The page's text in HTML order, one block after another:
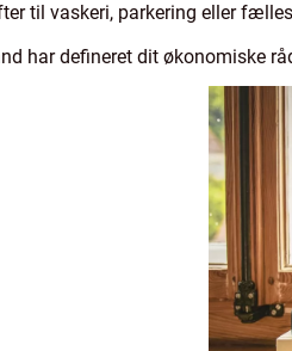
til vaskeri, parkering eller
har defineret dit økonomiske